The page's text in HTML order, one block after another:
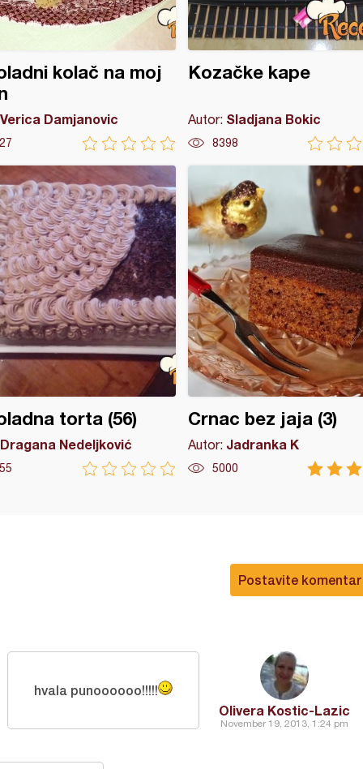
kolač na moj
Verica Damjanovic
Kozačke kape
Autor: Sladjana Bokic
8398
torta (56)
Dragana Nedeljković
Crnac bez jaja (3)
Autor: Jadranka K
5000
Postavite komentar
Olivera Kostic-Lazic
November 19, 2013, 1:24 pm
hvala punoooooo!!!!!